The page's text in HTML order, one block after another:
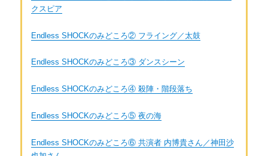
クスピア
Endless SHOCKのみどころ② フライング／太鼓
Endless SHOCKのみどころ③ ダンスシーン
Endless SHOCKのみどころ④ 殺陣・階段落ち
Endless SHOCKのみどころ⑤ 夜の海
Endless SHOCKのみどころ⑥ 共演者 内博貴さん／神田沙